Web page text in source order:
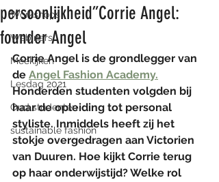
Workshops
Webinars
Meekijken
Lesdag 2021
Oud studenten
sustainable fashion
persoonlijkheid”Corrie Angel:
founder Angel
Corrie Angel is de grondlegger van
de Angel Fashion Academy.
Honderden studenten volgden bij
haar de opleiding tot personal
styliste. Inmiddels heeft zij het
stokje overgedragen aan Victorien
van Duuren. Hoe kijkt Corrie terug
op haar onderwijstijd? Welke rol